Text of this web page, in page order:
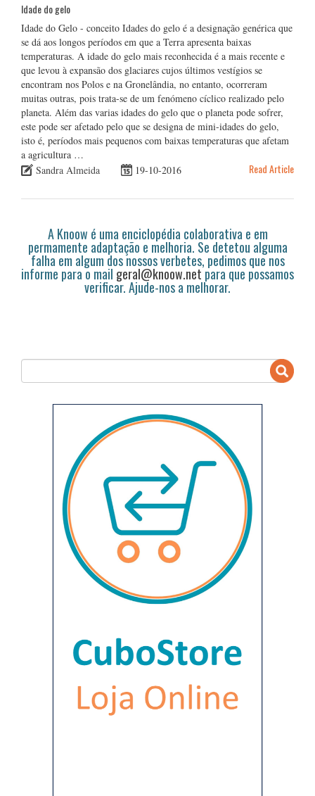
Idade do gelo
Idade do Gelo - conceito Idades do gelo é a designação genérica que
se dá aos longos períodos em que a Terra apresenta baixas
temperaturas. A idade do gelo mais reconhecida é a mais recente e
que levou à expansão dos glaciares cujos últimos vestígios se
encontram nos Polos e na Gronelândia, no entanto, ocorreram
muitas outras, pois trata-se de um fenómeno cíclico realizado pelo
planeta. Além das varias idades do gelo que o planeta pode sofrer,
este pode ser afetado pelo que se designa de mini-idades do gelo,
isto é, períodos mais pequenos com baixas temperaturas que afetam
a agricultura …
Sandra Almeida
19-10-2016 Read Article
A Knoow é uma enciclopédia colaborativa e em
permamente adaptação e melhoria. Se detetou alguma
falha em algum dos nossos verbetes, pedimos que nos
informe para o mail geral@knoow.netpara que possamos
verificar. Ajude-nos a melhorar.